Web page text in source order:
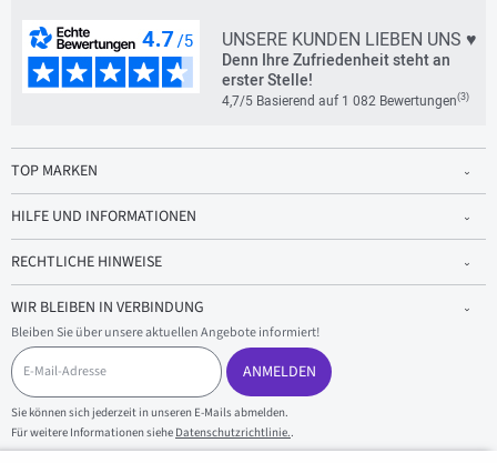
UNSERE KUNDEN LIEBEN UNS ♥
Denn Ihre Zufriedenheit steht an
erster Stelle!
4,7/5 Basierend auf 1 082 Bewertungen(3)
TOP MARKEN
HILFE UND INFORMATIONEN
RECHTLICHE HINWEISE
WIR BLEIBEN IN VERBINDUNG
Bleiben Sie über unsere aktuellen Angebote informiert!
E
-
M
a
i
l
ANMELDEN
Sie können sich jederzeit in unseren E-Mails abmelden.
Für weitere Informationen siehe Datenschutzrichtlinie..